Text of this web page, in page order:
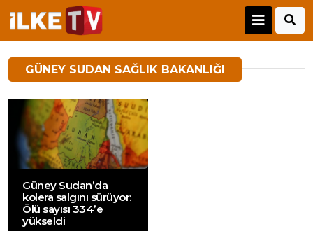
GÜNEY SUDAN SAĞLIK BAKANLIĞI
Güney Sudan’da
kolera salgını sürüyor:
Ölü sayısı 334’e
yükseldi